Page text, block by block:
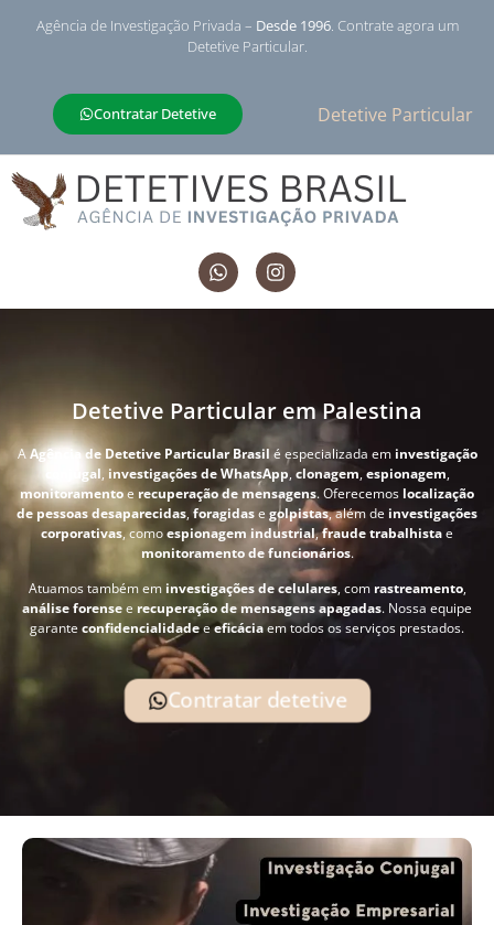
Agência de Investigação Privada – Desde 1996. Contrate agora um
Detetive Particular.
Contratar Detetive Detetive Particular
Detetive Particular em Palestina
AAgência de Detetive Particular Brasil é especializada em investigação
conjugal, investigações de WhatsApp, clonagem,espionagem,
monitoramentoe recuperação de mensagens. Oferecemos localização
de pessoas desaparecidas, foragidase golpistas, além de investigações
corporativas, comoespionagem industrial,fraude trabalhistae
monitoramento de funcionários.
Atuamos também em investigações de celulares, com rastreamento,
análise forensee recuperação de mensagens apagadas. Nossa equipe
garante confidencialidadeeeficáciaem todos os serviços prestados.
Contratar detetive